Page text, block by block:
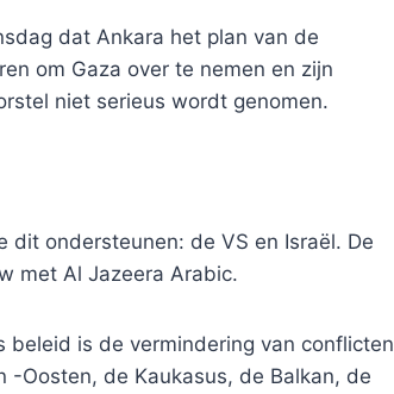
dat Ankara het plan van de
om Gaza over te nemen en zijn
niet serieus wordt genomen.
dit ondersteunen: de VS en Israël. De
met Al Jazeera Arabic.
is de vermindering van conflicten
-Oosten, de Kaukasus, de Balkan, de